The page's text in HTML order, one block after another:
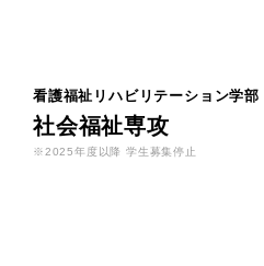
看護福祉リハビリテーション学部
社会福祉専攻
※2025年度以降 学生募集停止